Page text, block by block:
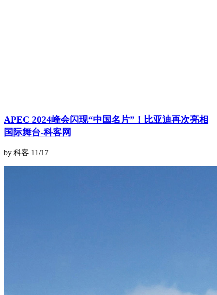
APEC 2024峰会闪现“中国名片”！比亚迪再次亮相
国际舞台-科客网
by 科客 11/17